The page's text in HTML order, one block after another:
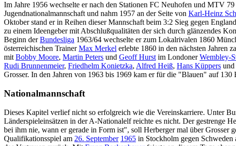
Im Jahre 1956 wechselte er nach den Stationen FC Neuhofen und MTV
Jugendnationalmannschaft und nahm 1957 an der Seite von Karl-Heinz
Oktober stand er in Reihen dieser Mannschaft beim 3:2 Sieg gegen
zu einem Ideengeber mit Abschlußqualitäten der sich durch glänzendes
Beginn derBundesliga 1963/64 wechselte er zum Lokalrivalen 1860
österreichischen TrainerMax Merkel erlebte 1860 in den nächsten Jahren
mit Bobby Moore, Martin Peters und Geoff Hurst im LondonerWembley-
Rudi Brunnenmeier, Friedhelm Konietzka, Alfred Heiß, Hans Küppers und
Grosser. In den Jahren von 1963 bis 1969 kam er für die "Blauen" auf
Nationalmannschaft
Dieses Kapitel verlief nicht so erfolgreich wie die Vereinskarriere. Unter
Länderspieleinsätzen in der A-Nationalelf reichte es nicht. Der gestrenge
bei ihm nie, wann er gerade in Form ist", soll Herberger mal über Grosser
Qualifikationsspiel am 26. September 1965 in Stockholm gegen Schweden